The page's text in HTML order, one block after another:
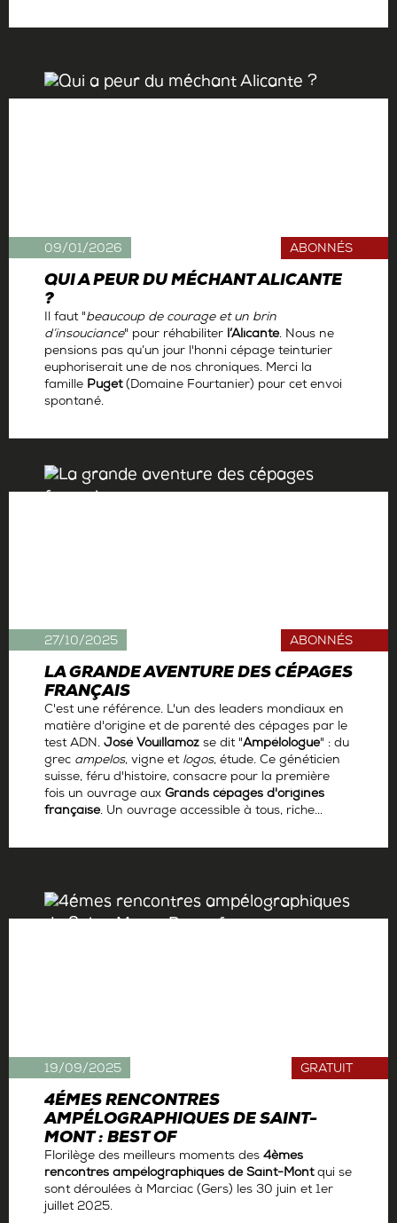
QUI A PEUR DU MÉCHANT ALICANTE
?
ABONNÉS
Il faut "beaucoup de courage et un brin
d’insouciance" pour réhabiliter l’Alicante. Nous ne
pensions pas qu’un jour l'honni cépage teinturier
euphoriserait une de nos chroniques. Merci la
famille Puget(Domaine Fourtanier) pour cet envoi
spontané.
09/01/2026
LA GRANDE AVENTURE DES CÉPAGES
FRANÇAIS
ABONNÉS
C'est une référence. L'un des leaders mondiaux en
matière d'origine et de parenté des cépages par le
test ADN. José Vouillamoz se dit "Ampélologue" : du
grec ampelos, vigne et logos, étude. Ce généticien
suisse, féru d'histoire, consacre pour la première
fois un ouvrage aux Grands cépages d'origines
française. Un ouvrage accessible à tous, riche...
27/10/2025
4ÉMES RENCONTRES
AMPÉLOGRAPHIQUES DE SAINT-
MONT : BEST OF
GRATUIT
Florilège des meilleurs moments des 4èmes
rencontres ampélographiques de Saint-Montqui se
sont déroulées à Marciac (Gers) les 30 juin et 1er
juillet 2025.
19/09/2025